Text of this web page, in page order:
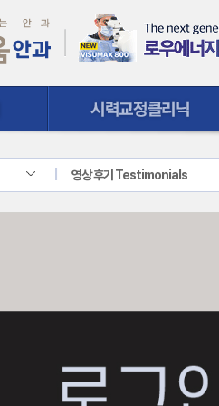
질환클리닉
영상 후기 Testimonials